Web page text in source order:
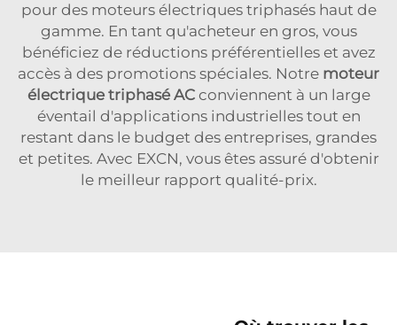
pour des moteurs électriques triphasés haut de
gamme. En tant qu'acheteur en gros, vous
bénéficiez de réductions préférentielles et avez
accès à des promotions spéciales. Notre moteur
électrique triphasé AC conviennent à un large
éventail d'applications industrielles tout en
restant dans le budget des entreprises, grandes
et petites. Avec EXCN, vous êtes assuré d'obtenir
le meilleur rapport qualité-prix.